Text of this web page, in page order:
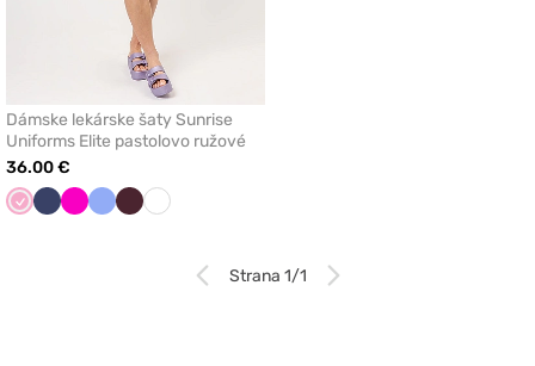
Dámske lekárske šaty Sunrise
Uniforms Elite pastolovo ružové
36.00 €
ĽaliováNámornícky
Malinová
KlasickaBurgundová
Biela
Strana 1/1